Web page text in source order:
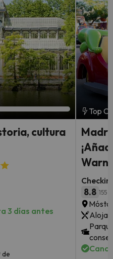
cultura
3 días antes
de
Top
8.8 155